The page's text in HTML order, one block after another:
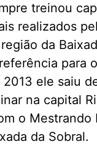
treinou
realizados
da
para
2013 ele saiu
na capital
o Mestrando
da Sobral.